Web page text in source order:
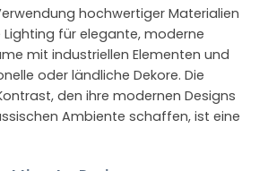
hochwertiger Materialien
für elegante, moderne
mit industriellen Elementen und
oder ländliche Dekore. Die
den ihre modernen Designs
Ambiente schaffen, ist eine